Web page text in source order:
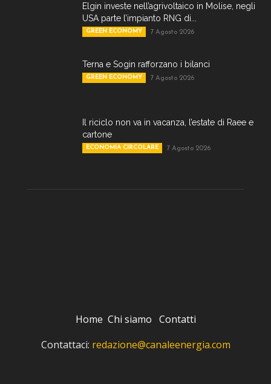
Elgin investe nell’agrivoltaico in Molise, negli
USA parte l’impianto RNG di...
GREEN ECONOMY 7 Agosto 2026
Terna e Sogin rafforzano i bilanci
GREEN ECONOMY 7 Agosto 2026
Il riciclo non va in vacanza, l’estate di Raee e
cartone
ECONOMIA CIRCOLARE 7 Agosto 2026
Home Chi siamo Contatti
Contattaci: redazione@canaleenergia.com